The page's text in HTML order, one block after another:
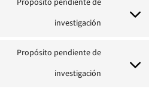
service
Propósito pendiente de
investigación
Consent
service
Propósito pendiente de
investigación
Consent